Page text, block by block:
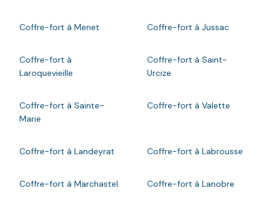
Coffre-fort à Menet Coffre-fort à Jussac
Coffre-fort à
Laroquevieille
Coffre-fort à Saint-
Urcize
Coffre-fort à Sainte-
Marie
Coffre-fort à Valette
Coffre-fort à Landeyrat Coffre-fort à Labrousse
Coffre-fort à Marchastel Coffre-fort à Lanobre